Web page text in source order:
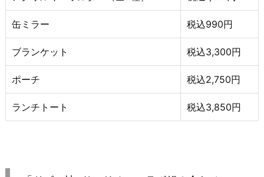
缶ミラー 税込990円
ブランケット 税込3,300円
ポーチ 税込2,750円
ランチトート 税込3,850円